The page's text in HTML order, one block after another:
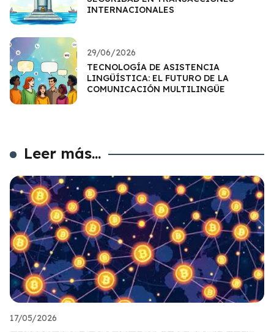
INTERNACIONALES
29/06/2026
TECNOLOGÍA DE ASISTENCIA
LINGÜÍSTICA: EL FUTURO DE LA
COMUNICACIÓN MULTILINGÜE
Leer más...
17/05/2026